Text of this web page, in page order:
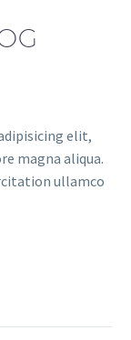
elit,
magna aliqua.
ullamco